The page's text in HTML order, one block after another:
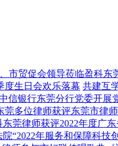
市贸促会领导莅临盈科东
度生日会欢乐落幕 共建互
信银行东莞分行党委开展
莞多位律师获评东莞市律
东莞律师获评2022年度广
“2022年服务和保障科技